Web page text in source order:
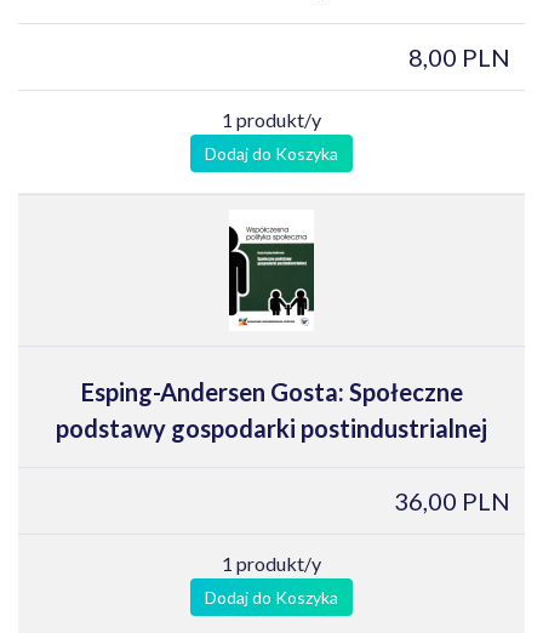
8,00 PLN
1 produkt/y
Dodaj do Koszyka
Esping-Andersen Gosta: Społeczne
podstawy gospodarki postindustrialnej
36,00 PLN
1 produkt/y
Dodaj do Koszyka